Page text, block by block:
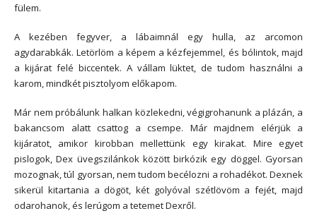
fülem.
A kezében fegyver, a lábaimnál egy hulla, az arcomon
agydarabkák. Letörlöm a képem a kézfejemmel, és bólintok, majd
a kijárat felé biccentek. A vállam lüktet, de tudom használni a
karom, mindkét pisztolyom előkapom.
Már nem próbálunk halkan közlekedni, végigrohanunk a plázán, a
bakancsom alatt csattog a csempe. Már majdnem elérjük a
kijáratot, amikor kirobban mellettünk egy kirakat. Mire egyet
pislogok, Dex üvegszilánkok között birkózik egy döggel. Gyorsan
mozognak, túl gyorsan, nem tudom becélozni a rohadékot. Dexnek
sikerül kitartania a dögöt, két golyóval szétlövöm a fejét, majd
odarohanok, és lerúgom a tetemet Dexről.